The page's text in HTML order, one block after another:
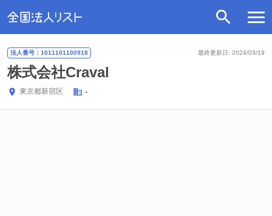
最終更新日: 2024/03/19
法人番号：1011101100918
株式会社Craval
東京都新宿区 -